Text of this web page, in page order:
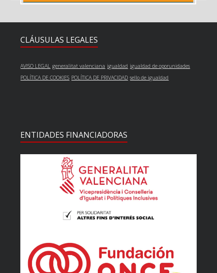
CLÁUSULAS LEGALES
AVISO LEGAL generalitat valenciana igualdad igualdad de oporunidades
POLÍTICA DE COOKIES POLÍTICA DE PRIVACIDAD sello de igualdad
ENTIDADES FINANCIADORAS